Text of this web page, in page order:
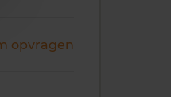
opvragen